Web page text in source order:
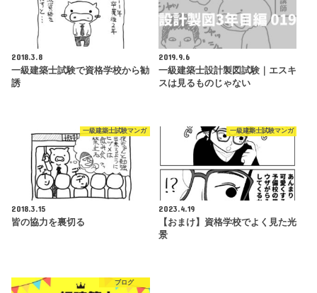
2018.3.8
一級建築士試験で資格学校から勧
誘
2019.9.6
一級建築士設計製図試験｜エスキ
スは見るものじゃない
一級建築士試験マンガ
2018.3.15
皆の協力を裏切る
一級建築士試験マンガ
2023.4.19
【おまけ】資格学校でよく見た光
景
ブログ